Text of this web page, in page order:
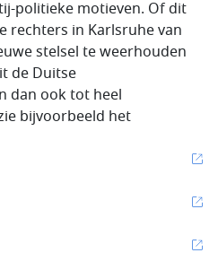
politieke motieven. Of dit
rechters in Karlsruhe van
stelsel te weerhouden
de Duitse
dan ook tot heel
bijvoorbeeld het